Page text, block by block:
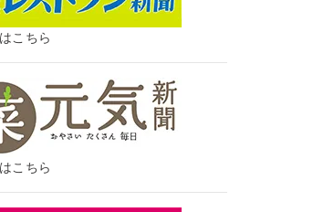
こちら
こちら